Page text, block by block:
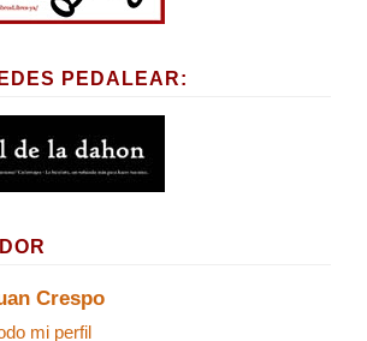
PEDALEAR:
Crespo
mi perfil